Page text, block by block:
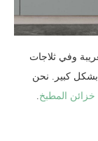
وفي ثلاجات
بشكل كبير. نحن
خزائن المطبخ